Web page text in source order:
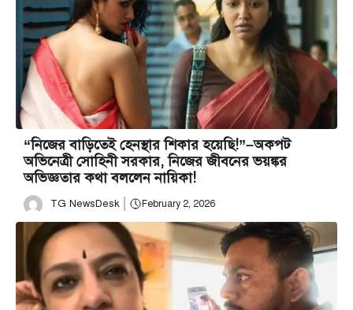
“নিজের বাড়িতেই হেনস্থার শিকার হয়েছি!”–অকপট
অভিনেত্রী সোহিনী সরকার, নিজের জীবনের ভয়ঙ্কর
অভিজ্ঞতার কথা বললেন নায়িকা!
TG NewsDesk February 2, 2026